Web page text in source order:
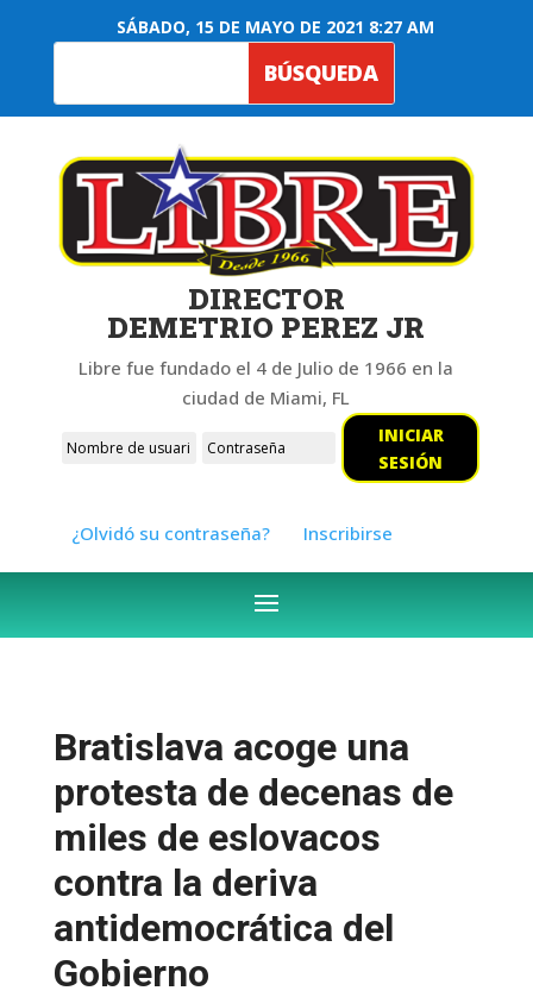
SÁBADO, 15 DE MAYO DE 2021 8:27 AM
DIRECTOR
DEMETRIO PEREZ JR
Libre fue fundado el 4 de Julio de 1966 en la
ciudad de Miami, FL
INICIAR
SESIÓN
¿Olvidó su contraseña? Inscribirse
Bratislava acoge una
protesta de decenas de
miles de eslovacos
contra la deriva
antidemocrática del
Gobierno